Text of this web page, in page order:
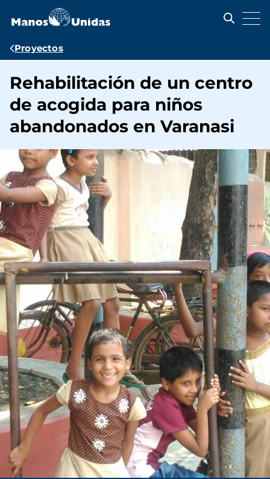
contenido
Ruta
navegación
Proyectos
Rehabilitación de un centro
de acogida para niños
abandonados en Varanasi